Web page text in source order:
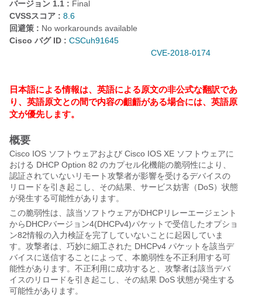
バージョン 1.1 : Final
CVSSスコア : 8.6
回避策 : No workarounds available
Cisco バグ ID : CSCuh91645
CVE-2018-0174
日本語による情報は、英語による原文の非公式な翻訳であ
り、英語原文との間で内容の齟齬がある場合には、英語原
文が優先します。
概要
Cisco IOS ソフトウェアおよび Cisco IOS XE ソフトウェアに
おける DHCP Option 82 のカプセル化機能の脆弱性により、
認証されていないリモート攻撃者が影響を受けるデバイスの
リロードを引き起こし、その結果、サービス妨害（DoS）状態
が発生する可能性があります。
この脆弱性は、該当ソフトウェアがDHCPリレーエージェント
からDHCPバージョン4(DHCPv4)パケットで受信したオプショ
ン82情報の入力検証を完了していないことに起因していま
す。攻撃者は、巧妙に細工された DHCPv4 パケットを該当デ
バイスに送信することによって、本脆弱性を不正利用する可
能性があります。不正利用に成功すると、攻撃者は該当デバ
イスのリロードを引き起こし、その結果 DoS 状態が発生する
可能性があります。